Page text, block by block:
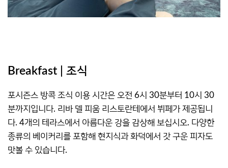
Breakfast | 조식
포시즌스 방콕 조식 이용 시간은 오전 6시 30분부터 10시 30
분까지입니다. 리바 델 피움 리스토란테에서 뷔페가 제공됩니
다. 4개의 테라스에서 아름다운 강을 감상해 보십시오. 다양한
종류의 베이커리를 포함해 현지식과 화덕에서 갓 구운 피자도
맛볼 수 있습니다.